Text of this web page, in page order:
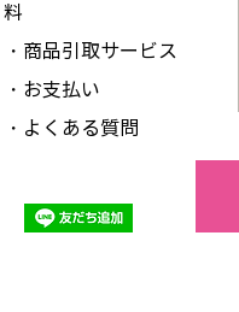
料
・商品引取サービス
・お支払い
・よくある質問